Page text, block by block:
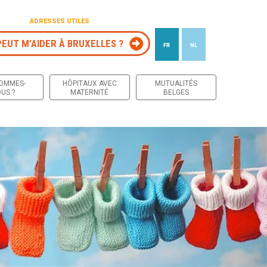
ADRESSES UTILES
M’AIDER À BRUXELLES ? FR NL
?
HÔPITAUX AVEC
MATERNITÉ
MUTUALITÉS
BELGES